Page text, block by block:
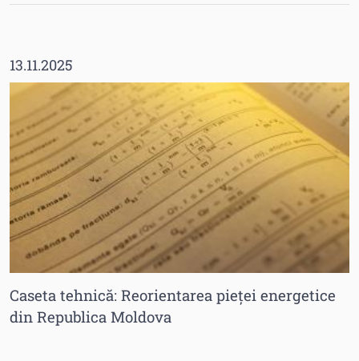
13.11.2025
Caseta tehnică: Reorientarea pieței energetice
din Republica Moldova